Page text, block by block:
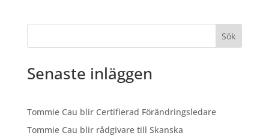
Sök
Senaste inläggen
Tommie Cau blir Certifierad Förändringsledare
Tommie Cau blir rådgivare till Skanska